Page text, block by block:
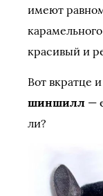
имеют
красивый и
Вот вкратце и
шиншилл —
ли?